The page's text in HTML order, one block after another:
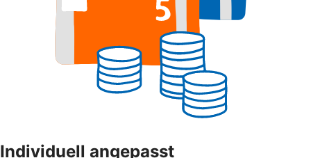
Individuell angepasst